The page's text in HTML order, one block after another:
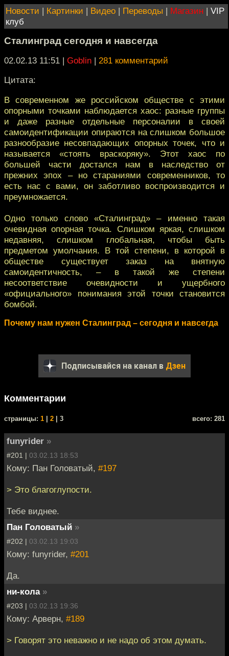
Новости | Картинки | Видео | Переводы | Магазин | VIP
клуб
Сталинград сегодня и навсегда
02.02.13 11:51 | Goblin | 281 комментарий
Цитата:
В современном же российском обществе с этими
опорными точками наблюдается хаос: разные группы
и даже разные отдельные персоналии в своей
самоидентификации опираются на слишком большое
разнообразие несовпадающих опорных точек, что и
называется «стоять враскоряку». Этот хаос по
большей части достался нам в наследство от
прежних эпох – но стараниями современников, то
есть нас с вами, он заботливо воспроизводится и
преумножается.
Одно только слово «Сталинград» – именно такая
очевидная опорная точка. Слишком яркая, слишком
недавняя, слишком глобальная, чтобы быть
предметом умолчания. В той степени, в которой в
обществе существует заказ на внятную
самоидентичность, – в такой же степени
несоответствие очевидности и ущербного
«официального» понимания этой точки становится
бомбой.
Почему нам нужен Сталинград – сегодня и навсегда
Подписывайся на канал в Дзен
Комментарии
cтраницы: 1 2 | 3 всего: 281
funyrider »
#201 | 03.02.13 18:53
Кому: Пан Головатый, #197
> Это благоглупости.
Тебе виднее.
Пан Головатый »
#202 | 03.02.13 19:03
Кому: funyrider, #201
Да.
ни-кола »
#203 | 03.02.13 19:36
Кому: Арверн, #189
> Говорят это неважно и не надо об этом думать.